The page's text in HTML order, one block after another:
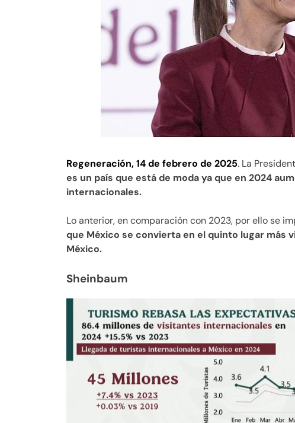
Regeneración, 14 de febrero de 2025. La
es un país que está de moda ya que en 2024
internacionales.
Lo anterior, en comparación con 2023, por ello se
que México se convierta en el quinto lugar más
México.
Sheinbaum